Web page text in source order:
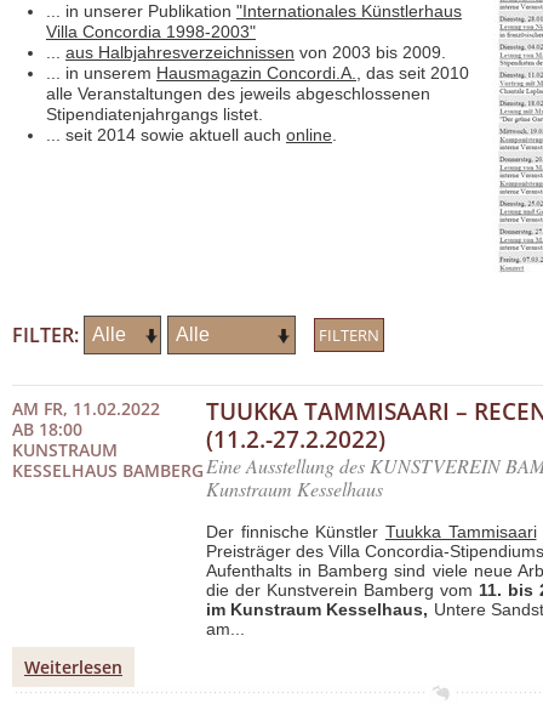
... in unserer Publikation "Internationales Künstlerhaus
Villa Concordia 1998-2003"
aus Halbjahresverzeichnissen von 2003 bis 2009.
... in unserem Hausmagazin Concordi.A.
, das seit 2010
alle Veranstaltungen des jeweils abgeschlossenen
Stipendiatenjahrgangs listet.
... seit 2014 sowie aktuell auch online
FILTER:
AM FR, 11.02.2022
AB 18:00
KUNSTRAUM
KESSELHAUS BAMBERG
TUUKKA TAMMISAARI –
(11.2.-27.2.2022)
Eine Ausstellung des KUNSTVEREIN
Kunstraum Kesselhaus
Der finnische Künstler Tuukka Tammisaari
Preisträger des Villa Concordia-
Aufenthalts in Bamberg sind viele neue
die der Kunstverein Bamberg vom 11. bis
im Kunstraum Kesselhaus, Untere
am...
Weiterlesen